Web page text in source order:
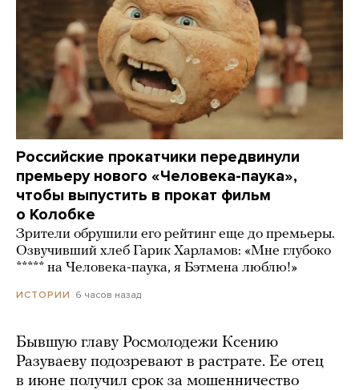
Российские прокатчики передвинули
премьеру нового «Человека-паука»,
чтобы выпустить в прокат фильм
о Колобке
Зрители обрушили его рейтинг еще до премьеры.
Озвучивший хлеб Гарик Харламов: «Мне глубоко
***** на Человека-паука, я Бэтмена люблю!»
ИСТОРИИ 6 часов назад
Бывшую главу Росмолодежи Ксению
Разуваеву подозревают в растрате. Ее отец
в июне получил срок за мошенничество